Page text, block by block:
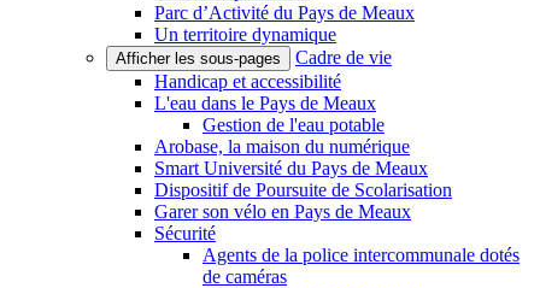
Parc d’Activité du Pays de Meaux
Un territoire dynamique
Afficher les sous-pages
Cadre de vie
Handicap et accessibilité
L'eau dans le Pays de Meaux
Gestion de l'eau potable
Arobase, la maison du numérique
Smart Université du Pays de Meaux
Dispositif de Poursuite de Scolarisation
Garer son vélo en Pays de Meaux
Sécurité
Agents de la police intercommunale dotés
de caméras